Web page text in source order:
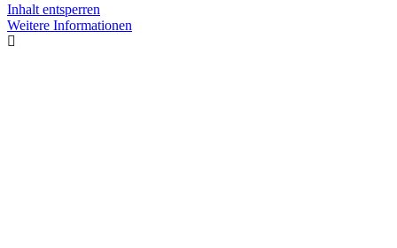
Inhalt entsperren
Weitere Informationen